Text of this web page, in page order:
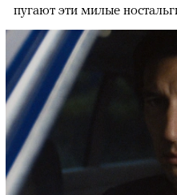
пугают эти милые